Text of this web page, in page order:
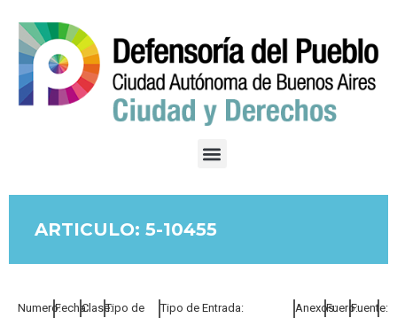
ARTICULO: 5-10455
Numero:Fecha:Clase:Tipo de
Tipo de Entrada:
Anexos:Fuero:Fuente: